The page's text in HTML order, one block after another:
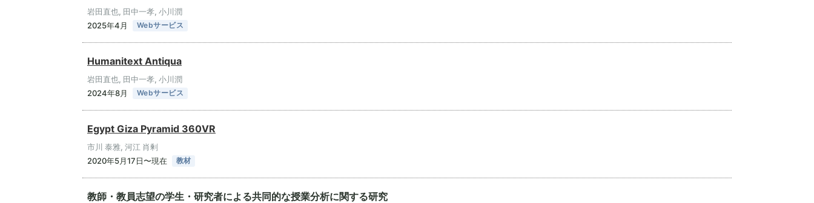
岩田直也, 田中一孝, 小川潤
2025年4月
Webサービス
Humanitext Antiqua
岩田直也, 田中一孝, 小川潤
2024年8月
Webサービス
Egypt Giza Pyramid 360VR
市川 泰雅, 河江 肖剰
2020年5月17日〜現在
教材
教師・教員志望の学生・研究者による共同的な授業分析に関する研究